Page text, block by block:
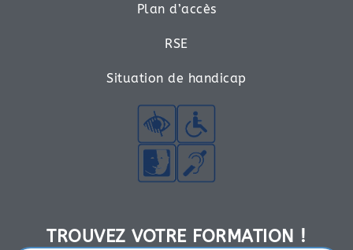
Plan d’accès
RSE
Situation de handicap
TROUVEZ VOTRE FORMATION !​